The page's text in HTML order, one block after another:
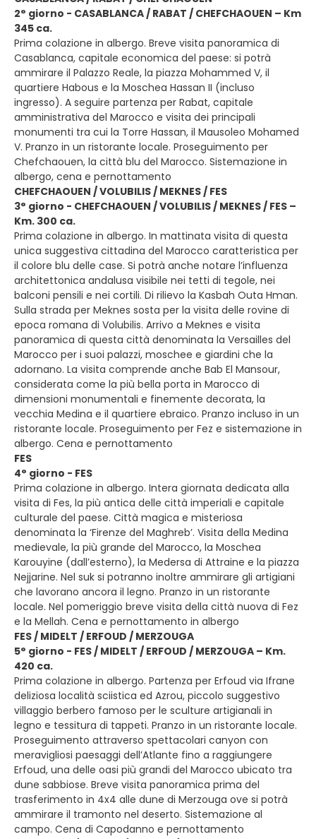
2° giorno - CASABLANCA / RABAT / CHEFCHAOUEN – Km
345 ca.
Prima colazione in albergo. Breve visita panoramica di
Casablanca, capitale economica del paese: si potrà
ammirare il Palazzo Reale, la piazza Mohammed V, il
quartiere Habous e la Moschea Hassan II (incluso
ingresso). A seguire partenza per Rabat, capitale
amministrativa del Marocco e visita dei principali
monumenti tra cui la Torre Hassan, il Mausoleo Mohamed
V. Pranzo in un ristorante locale. Proseguimento per
Chefchaouen, la città blu del Marocco. Sistemazione in
albergo, cena e pernottamento
CHEFCHAOUEN / VOLUBILIS / MEKNES / FES
3° giorno - CHEFCHAOUEN / VOLUBILIS / MEKNES / FES –
Km. 300 ca.
Prima colazione in albergo. In mattinata visita di questa
unica suggestiva cittadina del Marocco caratteristica per
il colore blu delle case. Si potrà anche notare l’influenza
architettonica andalusa visibile nei tetti di tegole, nei
balconi pensili e nei cortili. Di rilievo la Kasbah Outa Hman.
Sulla strada per Meknes sosta per la visita delle rovine di
epoca romana di Volubilis. Arrivo a Meknes e visita
panoramica di questa città denominata la Versailles del
Marocco per i suoi palazzi, moschee e giardini che la
adornano. La visita comprende anche Bab El Mansour,
considerata come la più bella porta in Marocco di
dimensioni monumentali e finemente decorata, la
vecchia Medina e il quartiere ebraico. Pranzo incluso in un
ristorante locale. Proseguimento per Fez e sistemazione in
albergo. Cena e pernottamento
FES
4° giorno - FES
Prima colazione in albergo. Intera giornata dedicata alla
visita di Fes, la più antica delle città imperiali e capitale
culturale del paese. Città magica e misteriosa
denominata la ‘Firenze del Maghreb’. Visita della Medina
medievale, la più grande del Marocco, la Moschea
Karouyine (dall’esterno), la Medersa di Attraine e la piazza
Nejjarine. Nel suk si potranno inoltre ammirare gli artigiani
che lavorano ancora il legno. Pranzo in un ristorante
locale. Nel pomeriggio breve visita della città nuova di Fez
e la Mellah. Cena e pernottamento in albergo
FES / MIDELT / ERFOUD / MERZOUGA
5° giorno - FES / MIDELT / ERFOUD / MERZOUGA – Km.
420 ca.
Prima colazione in albergo. Partenza per Erfoud via Ifrane
deliziosa località sciistica ed Azrou, piccolo suggestivo
villaggio berbero famoso per le sculture artigianali in
legno e tessitura di tappeti. Pranzo in un ristorante locale.
Proseguimento attraverso spettacolari canyon con
meravigliosi paesaggi dell’Atlante fino a raggiungere
Erfoud, una delle oasi più grandi del Marocco ubicato tra
dune sabbiose. Breve visita panoramica prima del
trasferimento in 4x4 alle dune di Merzouga ove si potrà
ammirare il tramonto nel deserto. Sistemazione al
campo. Cena di Capodanno e pernottamento